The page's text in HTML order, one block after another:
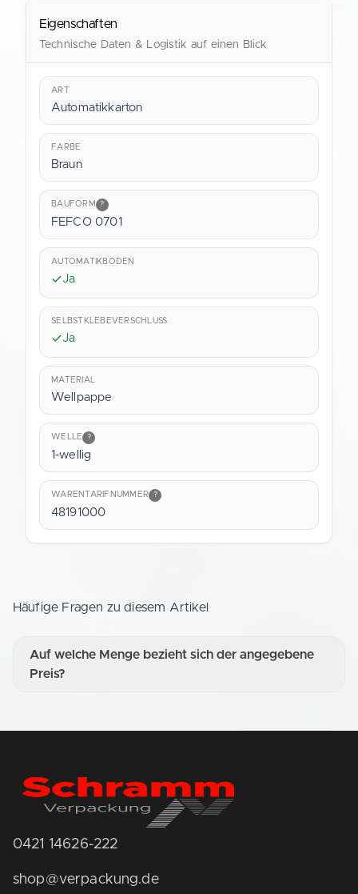
Eigenschaften
Technische Daten & Logistik auf einen Blick
ART
Automatikkarton
FARBE
Braun
BAUFORM ?
FEFCO 0701
AUTOMATIKBODEN
Ja
SELBSTKLEBEVERSCHLUSS
Ja
MATERIAL
Wellpappe
WELLE ?
1-wellig
WARENTARIFNUMMER ?
48191000
Häufige Fragen zu diesem Artikel
Auf welche Menge bezieht sich der angegebene
Preis?
0421 14626-222
shop@verpackung.de